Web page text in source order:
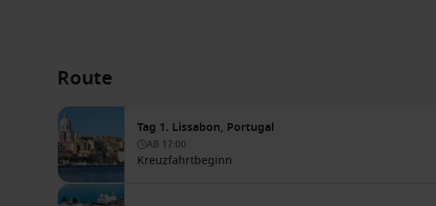
Route
Tag 1. Lissabon, Portugal
AB 17:00
Kreuzfahrtbeginn